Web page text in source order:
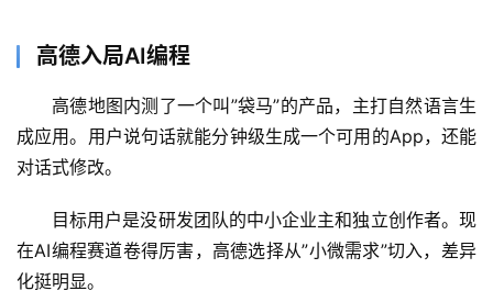
日
开
目
高德入局AI编程
高德地图内测了一个叫”袋马”的产品，主打自然语言生
成应用。用户说句话就能分钟级生成一个可用的App，还能
对话式修改。
目标用户是没研发团队的中小企业主和独立创作者。现
在AI编程赛道卷得厉害，高德选择从”小微需求”切入，差异
化挺明显。